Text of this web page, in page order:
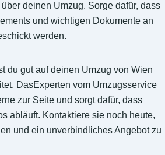
deinen Umzug. Sorge dafür, dass
und wichtigen Dokumente an
werden.
du gut auf deinen Umzug von Wien
DasExperten vom Umzugsservice
zur Seite und sorgt dafür, dass
abläuft. Kontaktiere sie noch heute,
und ein unverbindliches Angebot zu